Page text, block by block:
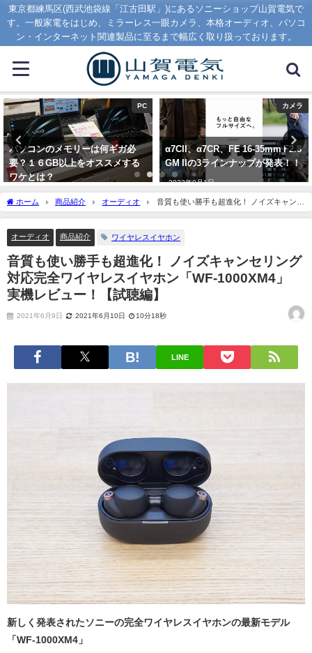
東京都練馬区(西武池袋線「江古田駅」)にあるソニーショップ山賀電気で
す。一般家電をはじめ、ミラーレス一眼カメラ、本格オーディオ、パソコ
ン・インターネット関連製品に至るまで幅広く取り扱っております。
カメラ
α7CII、α7CR、FE 16-35mm F2.8
GM IIの3ラインナップが発表！！
2023年9月1日
PC
2023年秋の新VAIO S13が発売開
始！新ディスプレイ搭載で見やす
さアップ！！
ホーム 商品紹介 オーディオ
音質も使い勝手も超進化！ ノイズキャンセ
リング対応完全ワイヤレスイヤホン「WF-1000XM4」 実機レビュー！【試聴編】
オーディオ 商品紹介 ワイヤレスイヤホン
音質も使い勝手も超進化！ ノイズキャンセリング
対応完全ワイヤレスイヤホン「WF-1000XM4」
実機レビュー！【試聴編】
2021年6月9日 2021年6月10日 10分18秒
LINE
新しく発表されたソニーの完全ワイヤレスイヤホンの最新モデル
「WF-1000XM4」